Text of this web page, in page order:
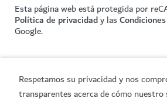
Respetamos su privacidad y nos
transparentes acerca de cómo
Esta página web está protegida por
Política de privacidady las
Google.